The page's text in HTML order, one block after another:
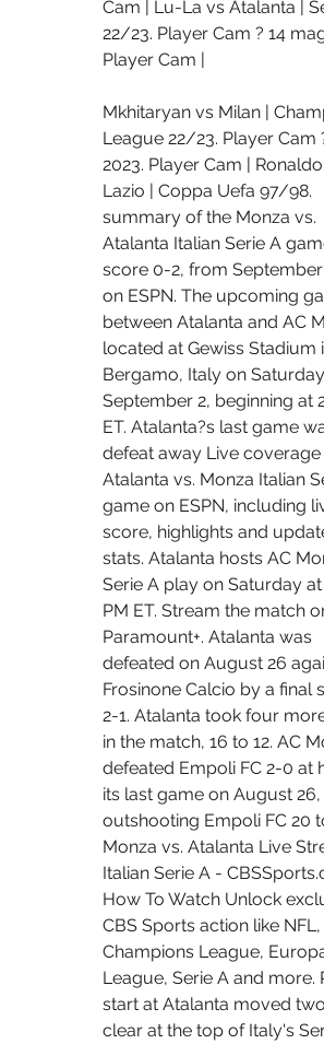
Cam | Lu-La vs Atalanta |
22/23. Player Cam ? 14
Player Cam |
Mkhitaryan vs Milan |
League 22/23. Player Cam
2023. Player Cam |
Lazio | Coppa Uefa 97/98.
summary of the Monza vs.
Atalanta Italian Serie A
score 0-2, from September
on ESPN. The upcoming
between Atalanta and AC
located at Gewiss Stadium
Bergamo, Italy on
September 2, beginning at
ET. Atalanta?s last game
defeat away Live
Atalanta vs. Monza Italian
game on ESPN, including
score, highlights and
stats. Atalanta hosts AC
Serie A play on Saturday at
PM ET. Stream the match
Paramount+. Atalanta was
defeated on August 26
Frosinone Calcio by a final
2-1. Atalanta took four
in the match, 16 to 12. AC
defeated Empoli FC 2-0 at
its last game on August
outshooting Empoli FC 20
Monza vs. Atalanta Live
Italian Serie A -
How To Watch Unlock
CBS Sports action like NFL,
Champions League,
League, Serie A and more.
start at Atalanta moved
clear at the top of Italy's